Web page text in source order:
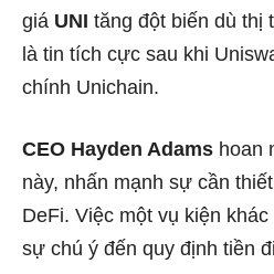
giá UNI tăng đột biến dù
là tin tích cực sau khi
chính Unichain.
CEO Hayden Adams hoan
này, nhấn mạnh sự cần
DeFi. Việc một vụ kiện
sự chú ý đến quy định tiền